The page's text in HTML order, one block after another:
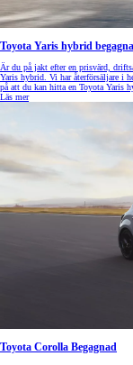
Toyota Yaris hybrid
Är du på jakt efter en prisvärd,
Yaris hybrid. Vi har återförsäljare i
på att du kan hitta en Toyota Yaris
Läs mer
Toyota Corolla Begagnad